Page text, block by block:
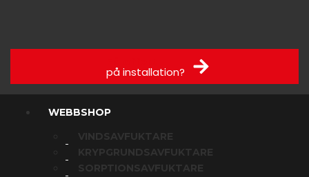
på installation?
WEBBSHOP
VINDSAVFUKTARE
KRYPGRUNDSAVFUKTARE
SORPTIONSAVFUKTARE